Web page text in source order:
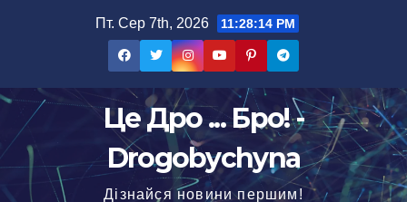
Пт. Сер 7th, 2026 11:28:15 PM
Це Дро ... Бро! -
Drogobychyna
Дізнайся новини першим!